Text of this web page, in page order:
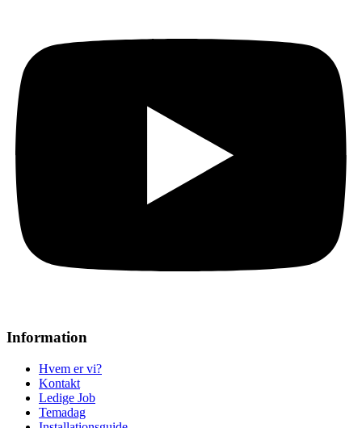
Information
Hvem er vi?
Kontakt
Ledige Job
Temadag